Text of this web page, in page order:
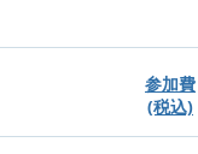
参加費
(税込)